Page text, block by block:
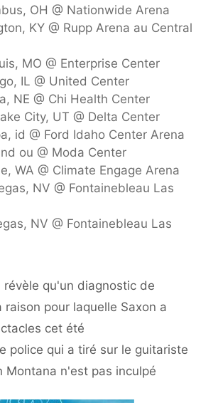
OH @ Nationwide Arena
KY @ Rupp Arena au Central
MO @ Enterprise Center
IL @ United Center
NE @ Chi Health Center
City, UT @ Delta Center
id @ Ford Idaho Center Arena
ou @ Moda Center
WA @ Climate Engage Arena
NV @ Fontainebleau Las
NV @ Fontainebleau Las
révèle qu'un diagnostic de
raison pour laquelle Saxon a
cet été
police qui a tiré sur le guitariste
Montana n'est pas inculpé